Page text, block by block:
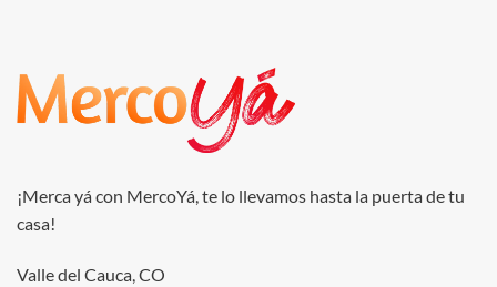
¡Merca yá con MercoYá, te lo llevamos hasta la puerta de tu
casa!
Valle del Cauca, CO